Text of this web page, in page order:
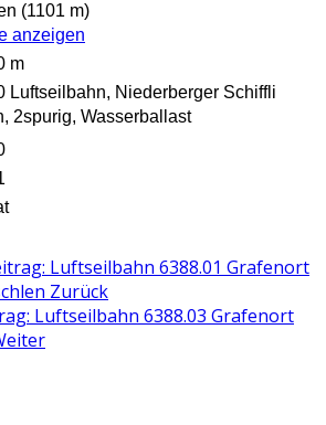
(1101 m)
anzeigen
m
Luftseilbahn, Niederberger Schiffli
2spurig, Wasserballast
Luftseilbahn 6388.01 Grafenort
Zurück
Luftseilbahn 6388.03 Grafenort